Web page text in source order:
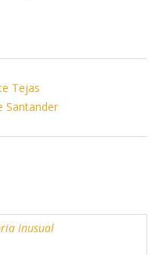
Tejas
Santander
Inusual